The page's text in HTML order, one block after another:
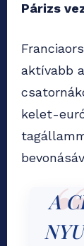
Párizs
aktívabb
kelet-
A